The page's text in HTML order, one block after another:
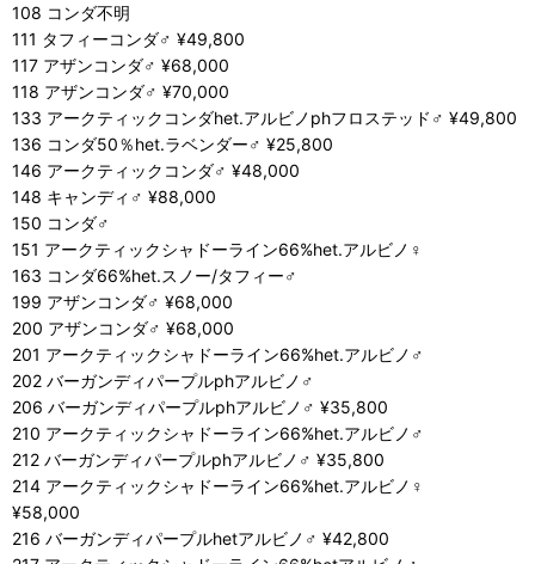
108 コンダ不明
111 タフィーコンダ♂ ¥49,800
117 アザンコンダ♂ ¥68,000
118 アザンコンダ♂ ¥70,000
133 アークティックコンダhet.アルビノphフロステッド♂ ¥49,800
136 コンダ50％het.ラベンダー♂ ¥25,800
146 アークティックコンダ♂ ¥48,000
148 キャンディ♂ ¥88,000
150 コンダ♂
151 アークティックシャドーライン66%het.アルビノ♀
163 コンダ66%het.スノー/タフィー♂
199 アザンコンダ♂ ¥68,000
200 アザンコンダ♂ ¥68,000
201 アークティックシャドーライン66%het.アルビノ♂
202 バーガンディパープルphアルビノ♂
206 バーガンディパープルphアルビノ♂ ¥35,800
210 アークティックシャドーライン66%het.アルビノ♂
212 バーガンディパープルphアルビノ♂ ¥35,800
214 アークティックシャドーライン66%het.アルビノ♀
¥58,000
216 バーガンディパープルhetアルビノ♂ ¥42,800